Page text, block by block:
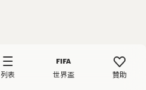
列表 世界盃 贊助